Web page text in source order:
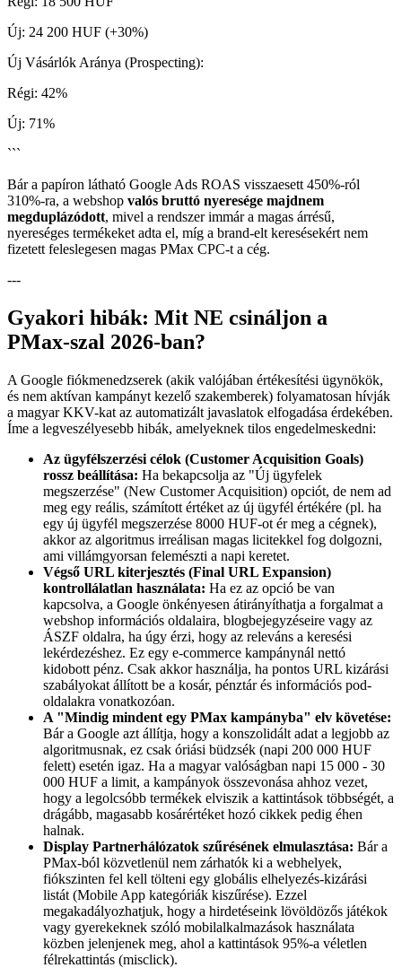
Új: 24 200 HUF (+30%)
Új Vásárlók Aránya (Prospecting):
Régi: 42%
Új: 71%
```
Bár a papíron látható Google Ads ROAS visszaesett 450%-ról
310%-ra, a webshop valós bruttó nyeresége majdnem
megduplázódott, mivel a rendszer immár a magas árrésű,
nyereséges termékeket adta el, míg a brand-elt keresésekért nem
fizetett feleslegesen magas PMax CPC-t a cég.
---
Gyakori hibák: Mit NE csináljon a
PMax-szal 2026-ban?
A Google fiókmenedzserek (akik valójában értékesítési ügynökök,
és nem aktívan kampányt kezelő szakemberek) folyamatosan hívják
a magyar KKV-kat az automatizált javaslatok elfogadása érdekében.
Íme a legveszélyesebb hibák, amelyeknek tilos engedelmeskedni:
Az ügyfélszerzési célok (Customer Acquisition Goals)
rossz beállítása: Ha bekapcsolja az "Új ügyfelek
megszerzése" (New Customer Acquisition) opciót, de nem ad
meg egy reális, számított értéket az új ügyfél értékére (pl. ha
egy új ügyfél megszerzése 8000 HUF-ot ér meg a cégnek),
akkor az algoritmus irreálisan magas licitekkel fog dolgozni,
ami villámgyorsan felemészti a napi keretet.
Végső URL kiterjesztés (Final URL Expansion)
kontrollálatlan használata: Ha ez az opció be van
kapcsolva, a Google önkényesen átirányíthatja a forgalmat a
webshop információs oldalaira, blogbejegyzéseire vagy az
ÁSZF oldalra, ha úgy érzi, hogy az releváns a keresési
lekérdezéshez. Ez egy e-commerce kampánynál nettó
kidobott pénz. Csak akkor használja, ha pontos URL kizárási
szabályokat állított be a kosár, pénztár és információs pod-
oldalakra vonatkozóan.
A "Mindig mindent egy PMax kampányba" elv követése:
Bár a Google azt állítja, hogy a konszolidált adat a legjobb az
algoritmusnak, ez csak óriási büdzsék (napi 200 000 HUF
felett) esetén igaz. Ha a magyar valóságban napi 15 000 - 30
000 HUF a limit, a kampányok összevonása ahhoz vezet,
hogy a legolcsóbb termékek elviszik a kattintások többségét, a
drágább, magasabb kosárértéket hozó cikkek pedig éhen
halnak.
Display Partnerhálózatok szűrésének elmulasztása: Bár a
PMax-ból közvetlenül nem zárhatók ki a webhelyek,
fiókszinten fel kell tölteni egy globális elhelyezés-kizárási
listát (Mobile App kategóriák kiszűrése). Ezzel
megakadályozhatjuk, hogy a hirdetéseink lövöldözős játékok
vagy gyerekeknek szóló mobilalkalmazások használata
közben jelenjenek meg, ahol a kattintások 95%-a véletlen
félrekattintás (misclick).